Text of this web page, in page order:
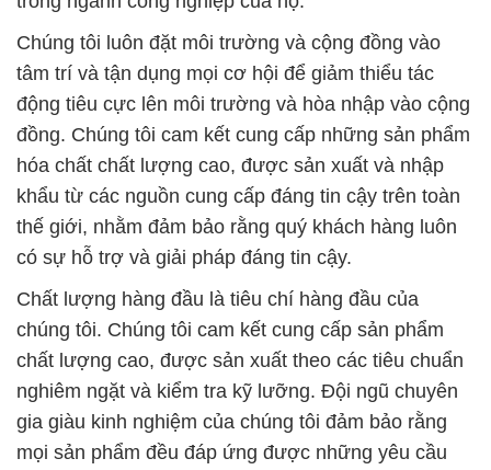
Chúng tôi luôn đặt môi trường và cộng đồng vào
tâm trí và tận dụng mọi cơ hội để giảm thiểu tác
động tiêu cực lên môi trường và hòa nhập vào cộng
đồng. Chúng tôi cam kết cung cấp những sản phẩm
hóa chất chất lượng cao, được sản xuất và nhập
khẩu từ các nguồn cung cấp đáng tin cậy trên toàn
thế giới, nhằm đảm bảo rằng quý khách hàng luôn
có sự hỗ trợ và giải pháp đáng tin cậy.
Chất lượng hàng đầu là tiêu chí hàng đầu của
chúng tôi. Chúng tôi cam kết cung cấp sản phẩm
chất lượng cao, được sản xuất theo các tiêu chuẩn
nghiêm ngặt và kiểm tra kỹ lưỡng. Đội ngũ chuyên
gia giàu kinh nghiệm của chúng tôi đảm bảo rằng
mọi sản phẩm đều đáp ứng được những yêu cầu